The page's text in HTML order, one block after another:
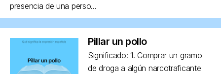
presencia de una perso...
Pillar un pollo
Significado: 1. Comprar un gramo
de droga a algún narcotraficante